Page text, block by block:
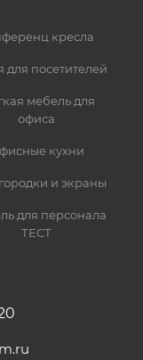
кресла
для посетителей
мебель для
офиса
кухни
и экраны
для персонала
ТЕСТ